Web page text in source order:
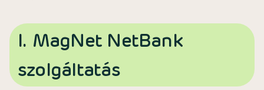
I. MagNet NetBank
szolgáltatás